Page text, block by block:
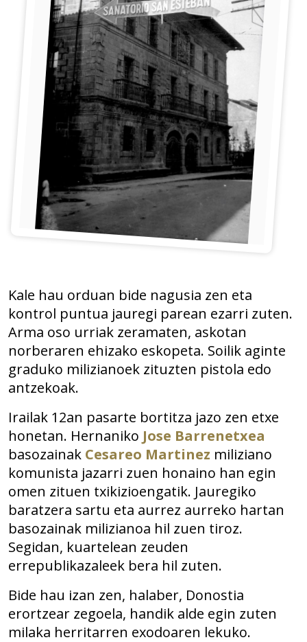
Kale hau orduan bide nagusia zen eta
kontrol puntua jauregi parean ezarri zuten.
Arma oso urriak zeramaten, askotan
norberaren ehizako eskopeta. Soilik aginte
graduko milizianoek zituzten pistola edo
antzekoak.
Irailak 12an pasarte bortitza jazo zen etxe
honetan. Hernaniko Jose Barrenetxea
basozainak Cesareo Martinez miliziano
komunista jazarri zuen honaino han egin
omen zituen txikizioengatik. Jauregiko
baratzera sartu eta aurrez aurreko hartan
basozainak milizianoa hil zuen tiroz.
Segidan, kuartelean zeuden
errepublikazaleek bera hil zuten.
Bide hau izan zen, halaber, Donostia
erortzear zegoela, handik alde egin zuten
milaka herritarren exodoaren lekuko.